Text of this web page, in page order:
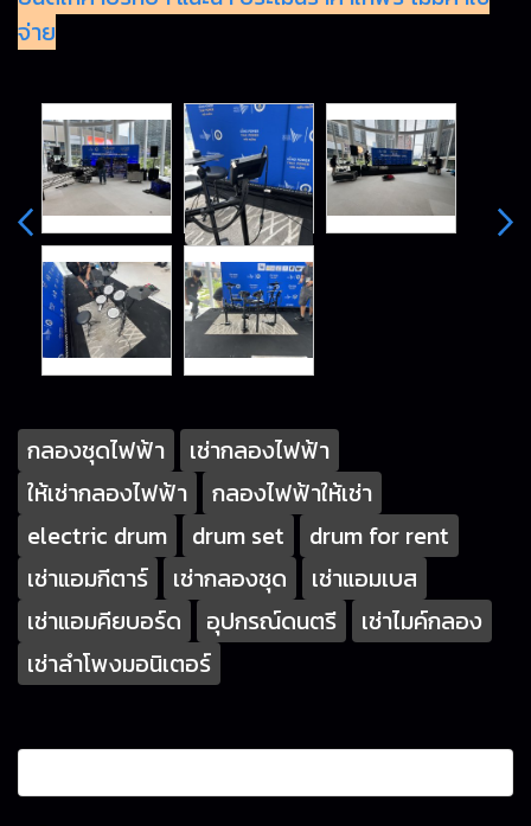
จ่าย
กลองชุดไฟฟ้า
เช่ากลองไฟฟ้า
ให้เช่ากลองไฟฟ้า
กลองไฟฟ้าให้เช่า
electric drum
drum set
drum for rent
เช่าแอมกีตาร์
เช่ากลองชุด
เช่าแอมเบส
เช่าแอมคียบอร์ด
อุปกรณ์ดนตรี
เช่าไมค์กลอง
เช่าลำโพงมอนิเตอร์